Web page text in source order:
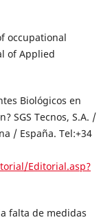
occupational
of Applied
Biológicos en
SGS Tecnos, S.A. /
/ España. Tel:+34
Editorial.asp?
falta de medidas